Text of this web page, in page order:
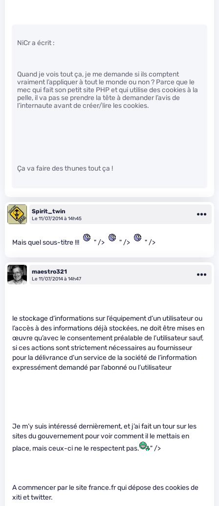
NiCr a écrit :
Quand je vois tout ça, je me demande si ils comptent
vraiment l’appliquer à tout le monde ou non ? Parce que le
mec qui fait son petit site PHP et qui utilise des cookies à la
pelle, il va pas se prendre la tête à demander l’avis de
l’internaute avant de créer/lire les cookies.
Ça va faire des thunes tout ça !
Spirit_twin
Le 11/07/2014 à 14h45
Mais quel sous-titre !!! " /> " /> " />
maestro321
Le 11/07/2014 à 14h47
le stockage d’informations sur l’équipement d’un utilisateur ou
l’accès à des informations déjà stockées, ne doit être mises en
œuvre qu’avec le consentement préalable de l’utilisateur sauf,
si ces actions sont strictement nécessaires au fournisseur
pour la délivrance d’un service de la société de l’information
expressément demandé par l’abonné ou l’utilisateur
Je m’y suis intéressé dernièrement, et j’ai fait un tour sur les
sites du gouvernement pour voir comment il le mettais en
place, mais ceux-ci ne le respectent pas.
" />
A commencer par le site france.fr qui dépose des cookies de
xiti et twitter.